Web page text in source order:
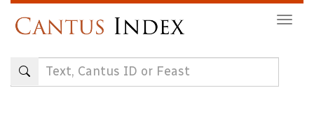
content